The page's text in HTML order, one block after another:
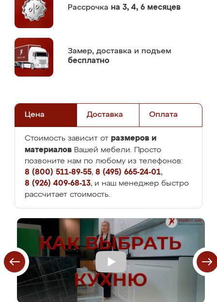
Рассрочка на 3, 4, 6 месяцев
Замер, доставка и подъем
бесплатно
Цена Доставка Оплата
Стоимость зависит от размеров и
материалов Вашей мебели. Просто
позвоните нам по любому из телефонов:
8 (800) 511-89-55, 8 (495) 665-24-01,
8 (926) 409-68-13, и наш менеджер быстро
рассчитает стоимость.